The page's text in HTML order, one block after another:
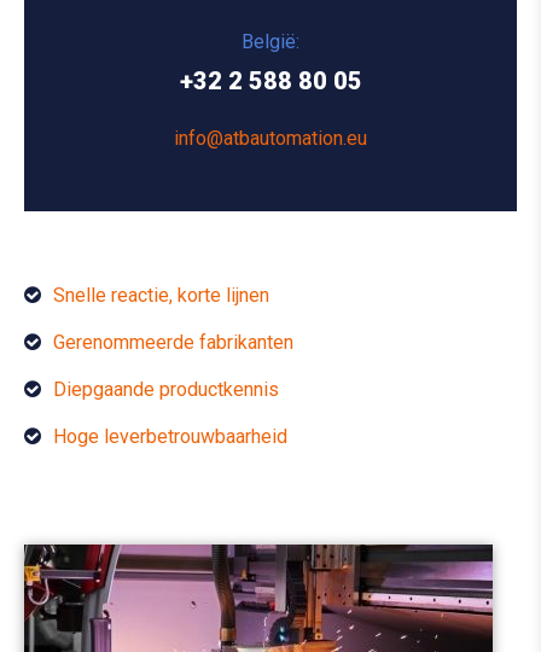
België:
+32 2 588 80 05
info@atbautomation.eu
Snelle reactie, korte lijnen
Gerenommeerde fabrikanten
Diepgaande productkennis
Hoge leverbetrouwbaarheid